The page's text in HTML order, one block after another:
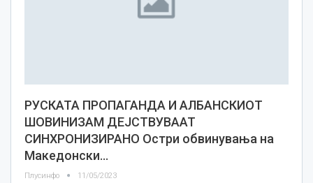
РУСКАТА ПРОПАГАНДА И АЛБАНСКИОТ
ШОВИНИЗАМ ДЕЈСТВУВААТ
СИНХРОНИЗИРАНО Остри обвинувања на
Македонски…
Плусинфо 11/05/2023